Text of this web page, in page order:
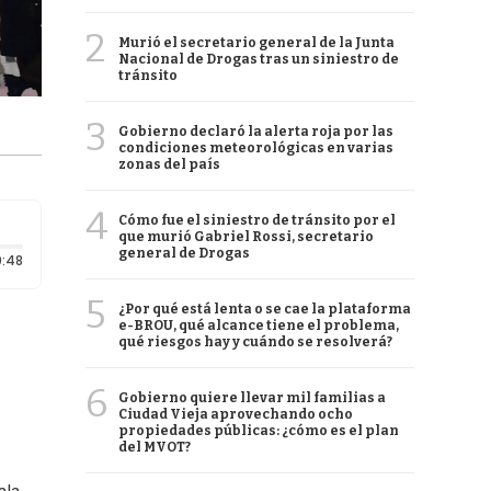
Duración: 48 segundos
2
Murió el secretario general de la Junta
Nacional de Drogas tras un siniestro de
tránsito
3
Gobierno declaró la alerta roja por las
condiciones meteorológicas en varias
zonas del país
4
Cómo fue el siniestro de tránsito por el
que murió Gabriel Rossi, secretario
general de Drogas
5
¿Por qué está lenta o se cae la plataforma
e-BROU, qué alcance tiene el problema,
qué riesgos hay y cuándo se resolverá?
6
Gobierno quiere llevar mil familias a
Ciudad Vieja aprovechando ocho
propiedades públicas: ¿cómo es el plan
del MVOT?